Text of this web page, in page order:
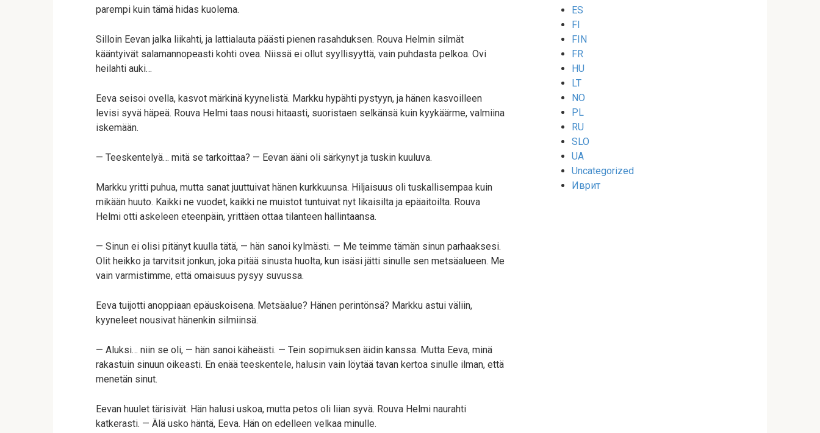
parempi kuin tämä hidas kuolema.
Silloin Eevan jalka liikahti, ja lattialauta päästi pienen rasahduksen. Rouva Helmin silmät
kääntyivät salamannopeasti kohti ovea. Niissä ei ollut syyllisyyttä, vain puhdasta pelkoa. Ovi
heilahti auki…
Eeva seisoi ovella, kasvot märkinä kyynelistä. Markku hypähti pystyyn, ja hänen kasvoilleen
levisi syvä häpeä. Rouva Helmi taas nousi hitaasti, suoristaen selkänsä kuin kyykäärme, valmiina
iskemään.
— Teeskentelyä… mitä se tarkoittaa? — Eevan ääni oli särkynyt ja tuskin kuuluva.
Markku yritti puhua, mutta sanat juuttuivat hänen kurkkuunsa. Hiljaisuus oli tuskallisempaa kuin
mikään huuto. Kaikki ne vuodet, kaikki ne muistot tuntuivat nyt likaisilta ja epäaitoilta. Rouva
Helmi otti askeleen eteenpäin, yrittäen ottaa tilanteen hallintaansa.
— Sinun ei olisi pitänyt kuulla tätä, — hän sanoi kylmästi. — Me teimme tämän sinun parhaaksesi.
Olit heikko ja tarvitsit jonkun, joka pitää sinusta huolta, kun isäsi jätti sinulle sen metsäalueen. Me
vain varmistimme, että omaisuus pysyy suvussa.
Eeva tuijotti anoppiaan epäuskoisena. Metsäalue? Hänen perintönsä? Markku astui väliin,
kyyneleet nousivat hänenkin silmiinsä.
— Aluksi… niin se oli, — hän sanoi käheästi. — Tein sopimuksen äidin kanssa. Mutta Eeva, minä
rakastuin sinuun oikeasti. En enää teeskentele, halusin vain löytää tavan kertoa sinulle ilman, että
menetän sinut.
Eevan huulet tärisivät. Hän halusi uskoa, mutta petos oli liian syvä. Rouva Helmi naurahti
katkerasti. — Älä usko häntä, Eeva. Hän on edelleen velkaa minulle.
ES
FI
FIN
FR
HU
LT
NO
PL
RU
SLO
UA
Uncategorized
Иврит